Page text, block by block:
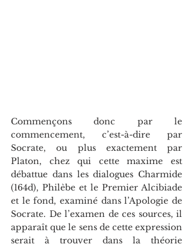
Commençons donc par le
commencement, c’est-à-dire par
Socrate, ou plus exactement par
Platon, chez qui cette maxime est
débattue dans les dialogues Charmide
(164d), Philèbe et le Premier Alcibiade
et le fond, examiné dans l’Apologie de
Socrate. De l’examen de ces sources, il
apparaît que le sens de cette expression
serait à trouver dans la théorie